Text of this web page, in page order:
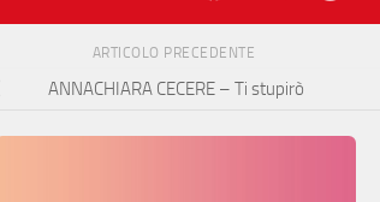
ARTICOLO PRECEDENTE
ANNACHIARA CECERE – Ti stupirò